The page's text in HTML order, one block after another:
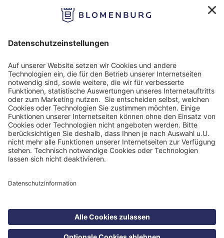
Impressum
Datenschutzinformation
Nutzungsbedingungen
Barrierefreiheit
©Blomenburg Holding GmbH 2026